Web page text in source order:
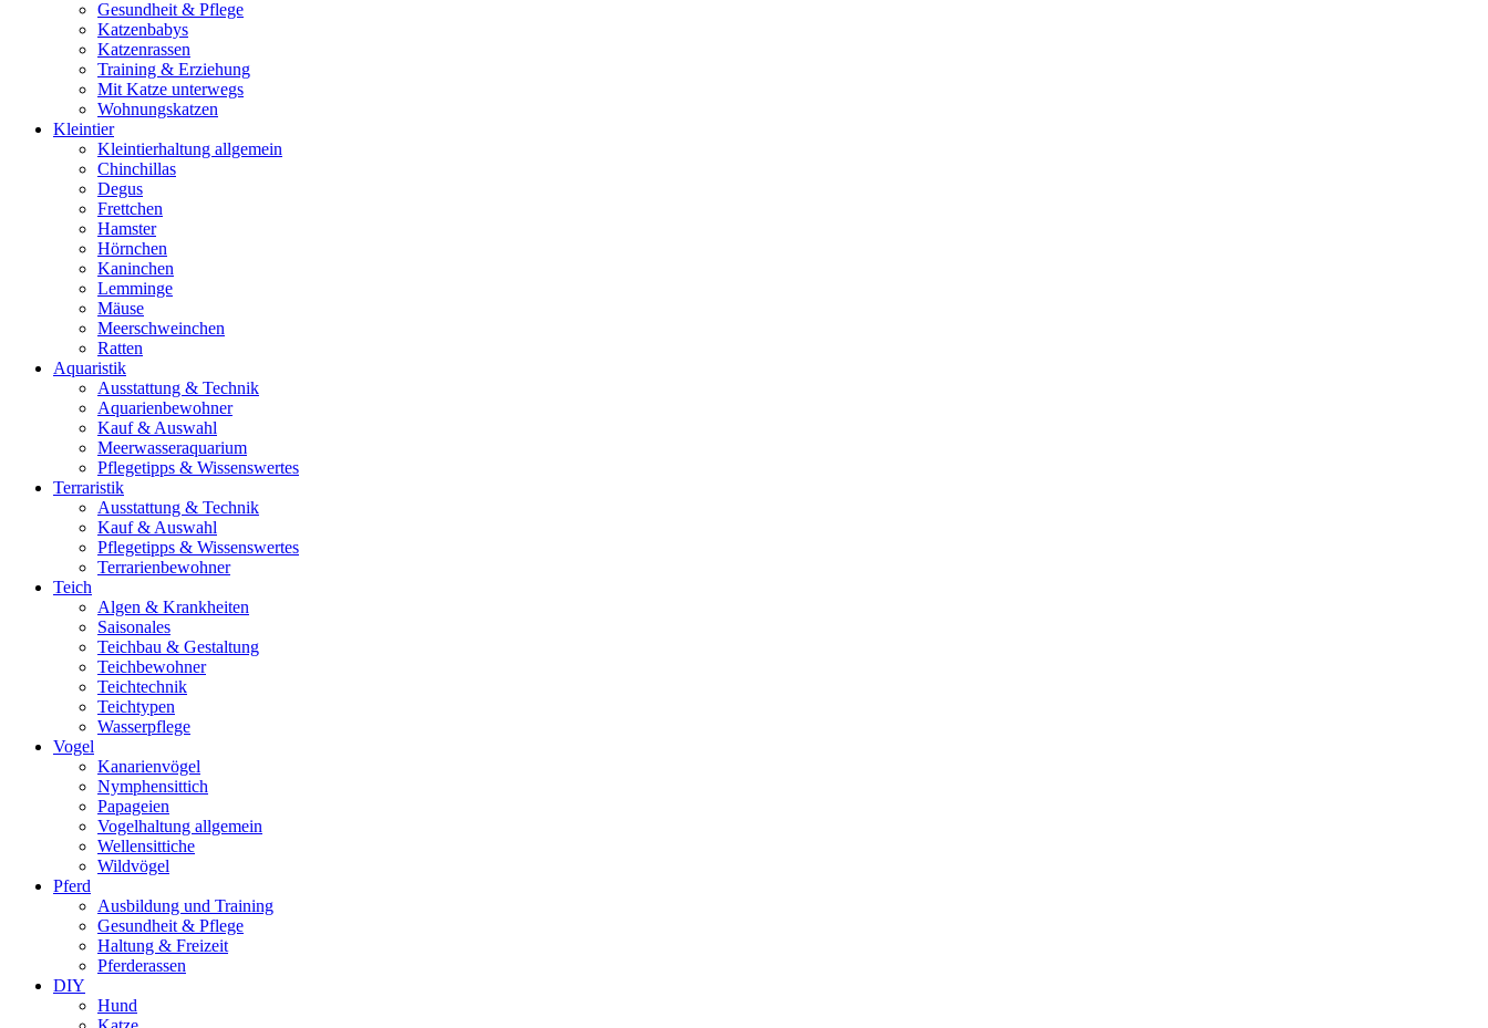
Gesundheit & Pflege
Katzenbabys
Katzenrassen
Training & Erziehung
Mit Katze unterwegs
Wohnungskatzen
Kleintier
Kleintierhaltung allgemein
Chinchillas
Degus
Frettchen
Hamster
Hörnchen
Kaninchen
Lemminge
Mäuse
Meerschweinchen
Ratten
Aquaristik
Ausstattung & Technik
Aquarienbewohner
Kauf & Auswahl
Meerwasseraquarium
Pflegetipps & Wissenswertes
Terraristik
Ausstattung & Technik
Kauf & Auswahl
Pflegetipps & Wissenswertes
Terrarienbewohner
Teich
Algen & Krankheiten
Saisonales
Teichbau & Gestaltung
Teichbewohner
Teichtechnik
Teichtypen
Wasserpflege
Vogel
Kanarienvögel
Nymphensittich
Papageien
Vogelhaltung allgemein
Wellensittiche
Wildvögel
Pferd
Ausbildung und Training
Gesundheit & Pflege
Haltung & Freizeit
Pferderassen
DIY
Hund